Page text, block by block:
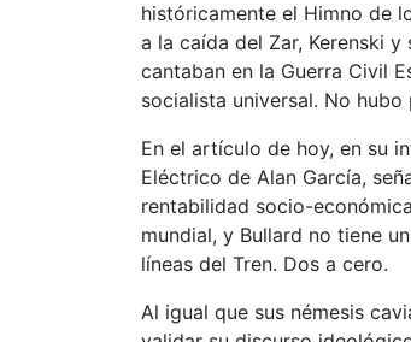
históricamente el Himno de
a la caída del Zar, Kerenski
cantaban en la Guerra Civil
socialista universal. No
En el artículo de hoy, en su
Eléctrico de Alan García,
rentabilidad socio-
mundial, y Bullard no tiene
líneas del Tren. Dos a cero.
Al igual que sus némesis